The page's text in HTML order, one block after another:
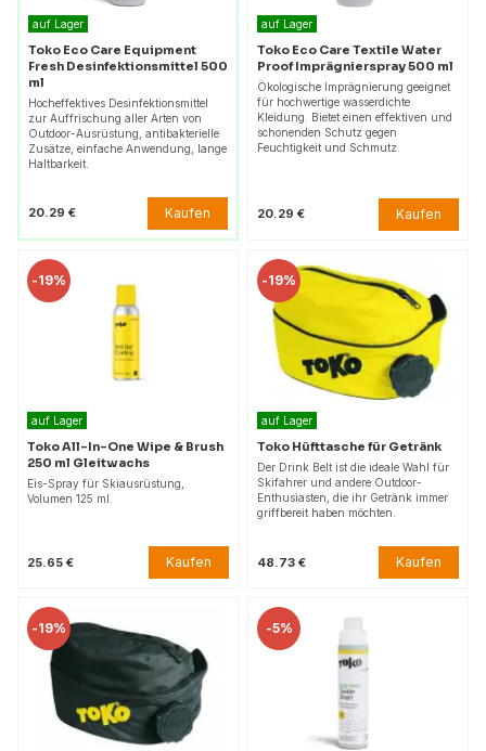
auf Lager
Toko Eco Care Equipment
Fresh Desinfektionsmittel 500
ml
Hocheffektives Desinfektionsmittel
zur Auffrischung aller Arten von
Outdoor-Ausrüstung, antibakterielle
Zusätze, einfache Anwendung, lange
Haltbarkeit.
20.29 € Kaufen
auf Lager
Toko Eco Care Textile Water
Proof Imprägnierspray 500 ml
Ökologische Imprägnierung geeignet
für hochwertige wasserdichte
Kleidung. Bietet einen effektiven und
schonenden Schutz gegen
Feuchtigkeit und Schmutz.
20.29 € Kaufen
-19%
auf Lager
Toko All-In-One Wipe & Brush
250 ml Gleitwachs
Eis-Spray für Skiausrüstung,
Volumen 125 ml.
25.65 € Kaufen
-19%
auf Lager
Toko Hüfttasche für Getränk
Der Drink Belt ist die ideale Wahl für
Skifahrer und andere Outdoor-
Enthusiasten, die ihr Getränk immer
griffbereit haben möchten.
48.73 € Kaufen
-19% -5%